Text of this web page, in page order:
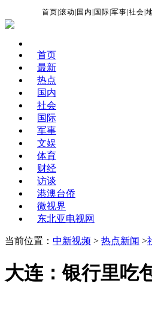
首页 |滚动 国内 国际 |军事 |社会 |
首页
最新
热点
国内
社会
国际
军事
文娱
体育
财经
访谈
港澳台侨
微视界
东北亚电视网
当前位置： 中新视频 > 热点新闻 >
大连：银行里吃